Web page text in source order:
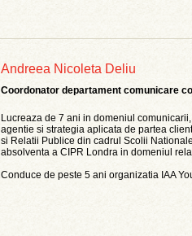
Andreea Nicoleta Deliu
Coordonator departament comunicare
Lucreaza de 7 ani in domeniul
agentie si strategia aplicata de partea
si Relatii Publice din cadrul Scolii
absolventa a CIPR Londra in domeniul
Conduce de peste 5 ani organizatia IAA